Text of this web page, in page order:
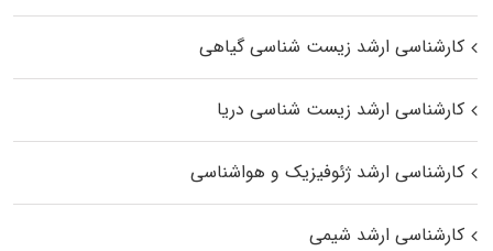
کارشناسی ارشد زیست‌ شناسی گیاهی
کارشناسی ارشد زیست‌ شناسی دریا
کارشناسی ارشد ژئوفیزیک و هواشناسی
کارشناسی ارشد شیمی